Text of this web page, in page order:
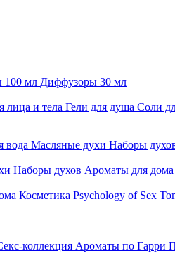
100 мл Диффузоры 30 мл
лица и тела Гели для душа Соли
вода Масляные духи Наборы
Наборы духов Ароматы для дома
Косметика Psychology of Sex
коллекция Ароматы по Гарри